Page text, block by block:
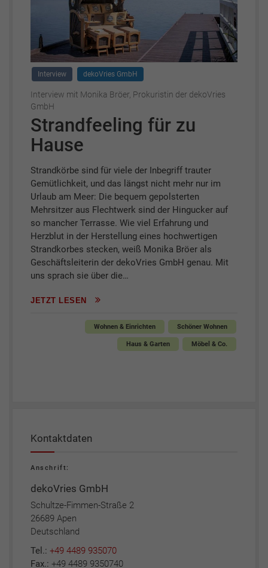
Interview dekoVries GmbH
Interview mit Monika Bröer, Prokuristin der dekoVries
GmbH
Strandfeeling für zu
Hause
Strandkörbe sind für viele der Inbegriff trauter
Gemütlichkeit, und das längst nicht mehr nur im
Urlaub am Meer: Die bequem gepolsterten
Mehrsitzer aus Flechtwerk sind der Hingucker auf
so mancher Terrasse. Wie viel Erfahrung und
Herzblut in der Herstellung eines hochwertigen
Strandkorbes stecken, weiß Monika Bröer als
Geschäftsleiterin der dekoVries GmbH genau. Mit
uns sprach sie über die…
JETZT LESEN
Wohnen & Einrichten Schöner Wohnen
Haus & Garten Möbel & Co.
Kontaktdaten
Anschrift:
dekoVries GmbH
Schultze-Fimmen-Straße 2
26689 Apen
Deutschland
Tel.: +49 4489 935070
Fax.: +49 4489 9350740